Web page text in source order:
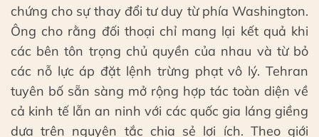
chứng cho sự thay đổi tư duy từ phía Washington.
Ông cho rằng đối thoại chỉ mang lại kết quả khi
các bên tôn trọng chủ quyền của nhau và từ bỏ
các nỗ lực áp đặt lệnh trừng phạt vô lý. Tehran
tuyên bố sẵn sàng mở rộng hợp tác toàn diện về
cả kinh tế lẫn an ninh với các quốc gia láng giềng
dựa trên nguyên tắc chia sẻ lợi ích. Theo giới